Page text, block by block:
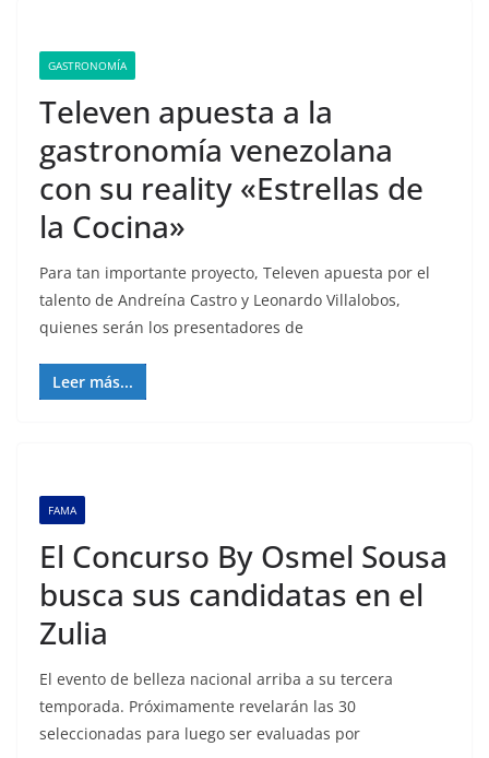
GASTRONOMÍA
Televen apuesta a la
gastronomía venezolana
con su reality «Estrellas de
la Cocina»
Para tan importante proyecto, Televen apuesta por el
talento de Andreína Castro y Leonardo Villalobos,
quienes serán los presentadores de
Leer más...
FAMA
El Concurso By Osmel Sousa
busca sus candidatas en el
Zulia
El evento de belleza nacional arriba a su tercera
temporada. Próximamente revelarán las 30
seleccionadas para luego ser evaluadas por